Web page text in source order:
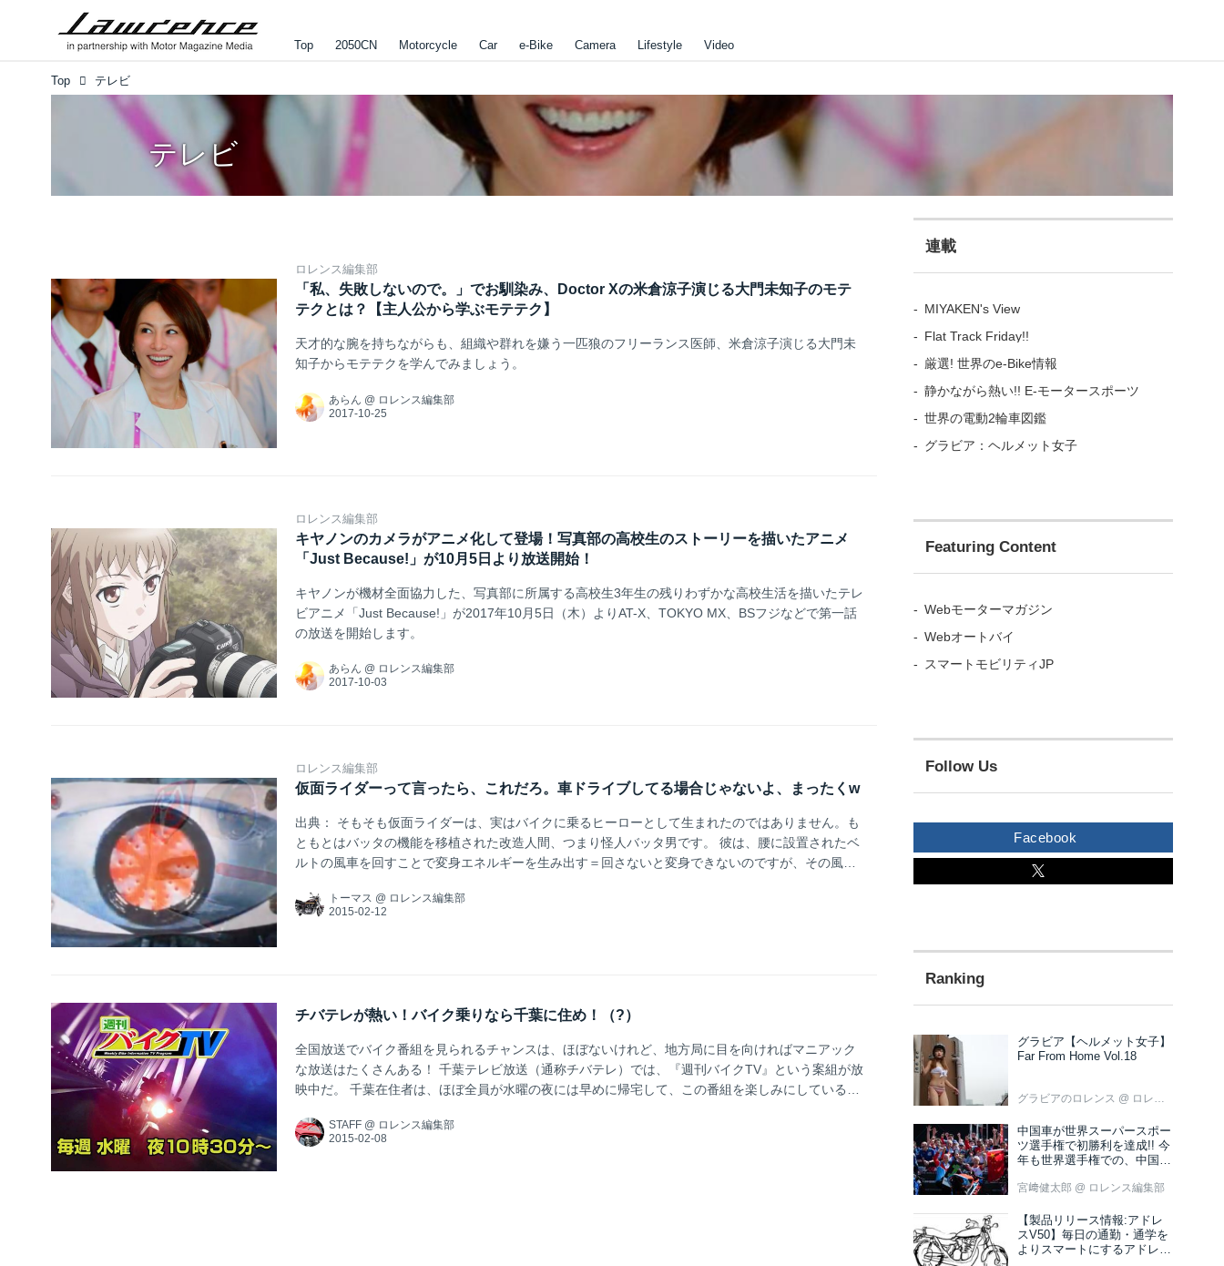
Top 2050CN Motorcycle Car e-Bike Camera Lifestyle Video
Top テレビ
テレビ
ロレンス編集部
「私、失敗しないので。」でお馴染み、Doctor Xの米倉涼子演じる大門未知子のモテ
テクとは？【主人公から学ぶモテテク】
天才的な腕を持ちながらも、組織や群れを嫌う一匹狼のフリーランス医師、米倉涼子演じる大門未
知子からモテテクを学んでみましょう。
あらん @ ロレンス編集部
ロレンス編集部
キヤノンのカメラがアニメ化して登場！写真部の高校生のストーリーを描いたアニメ
「Just Because!」が10月5日より放送開始！
キヤノンが機材全面協力した、写真部に所属する高校生3年生の残りわずかな高校生活を描いたテレ
ビアニメ「Just Because!」が2017年10月5日（木）よりAT-X、TOKYO MX、BSフジなどで第一話
の放送を開始します。
あらん @ ロレンス編集部
ロレンス編集部
仮面ライダーって言ったら、これだろ。車ドライブしてる場合じゃないよ、まったくw
出典： そもそも仮面ライダーは、実はバイクに乗るヒーローとして生まれたのではありません。も
ともとはバッタの機能を移植された改造人間、つまり怪人バッタ男です。 彼は、腰に設置されたベ
ルトの風車を回すことで変身エネルギーを生み出す＝回さないと変身できないのですが、その風力
りたりして、ベルトの風車を回したりします。 逆に言うと、バイクに乗ることで、バッタ男ではな
トーマス @ ロレンス編集部
チバテレが熱い！バイク乗りなら千葉に住め！（?）
全国放送でバイク番組を見られるチャンスは、ほぼないけれど、地方局に目を向ければマニアック
な放送はたくさんある！ 千葉テレビ放送（通称チバテレ）では、『週刊バイクTV』という案組が放
映中だ。 千葉在住者は、ほぼ全員が水曜の夜には早めに帰宅して、この番組を楽しみにしていると
日 22：30～） テレ玉 （毎週木曜日 26：05～） とちぎテレビ （毎週金曜日 22：30～） サンテレ
ビ （毎週火曜日 25：40～） 【チバテレ公式チャンネル】
STAFF @ ロレンス編集部
連載
MIYAKEN's View
Flat Track Friday!!
厳選! 世界のe-Bike情報
静かながら熱い!! E-モータースポーツ
世界の電動2輪車図鑑
グラビア：ヘルメット女子
Featuring Content
Webモーターマガジン
Webオートバイ
スマートモビリティJP
Follow Us
Facebook
グラビア【ヘルメット女子】
Far From Home Vol.18
グラビアのロレンス @ ロレンス編集部
中国車が世界スーパースポー
ツ選手権で初勝利を達成!! 今
年も世界選手権での、中国車
宮﨑健太郎 @ ロレンス編集部
【製品リリース情報:アドレ
スV50】毎日の通勤・通学を
よりスマートにするアドレス